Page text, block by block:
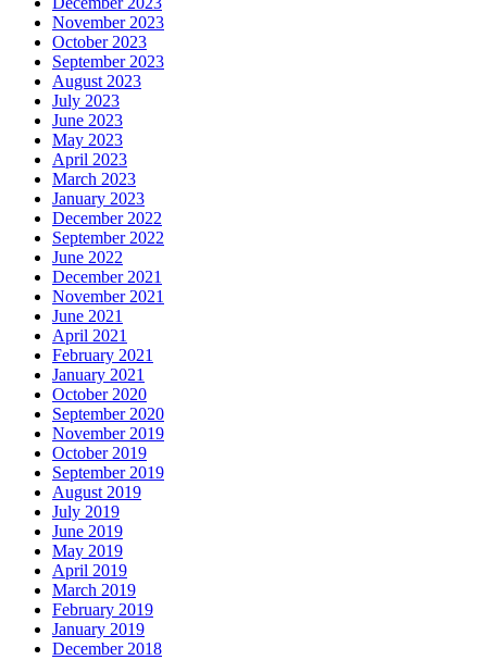
November 2023
October 2023
September 2023
August 2023
July 2023
June 2023
May 2023
April 2023
March 2023
January 2023
December 2022
September 2022
June 2022
December 2021
November 2021
June 2021
April 2021
February 2021
January 2021
October 2020
September 2020
November 2019
October 2019
September 2019
August 2019
July 2019
June 2019
May 2019
April 2019
March 2019
February 2019
January 2019
December 2018